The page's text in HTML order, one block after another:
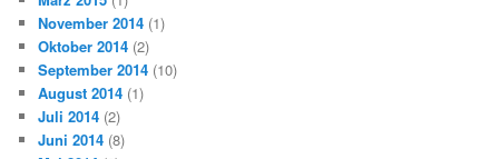
November 2014 (1)
Oktober 2014 (2)
September 2014 (10)
August 2014 (1)
Juli 2014 (2)
Juni 2014 (8)